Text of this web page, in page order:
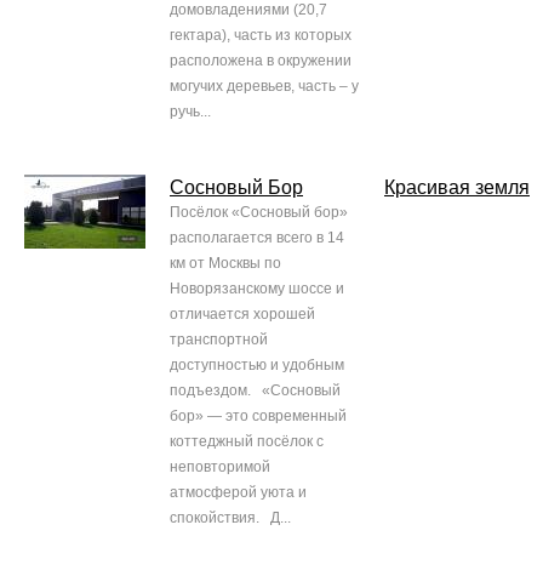
домовладениями (20,7
гектара), часть из которых
расположена в окружении
могучих деревьев, часть – у
ручь...
Сосновый Бор
Посёлок «Сосновый бор»
располагается всего в 14
км от Москвы по
Новорязанскому шоссе и
отличается хорошей
транспортной
доступностью и удобным
подъездом. «Сосновый
бор» — это современный
коттеджный посёлок с
неповторимой
атмосферой уюта и
спокойствия. Д...
Красивая земля